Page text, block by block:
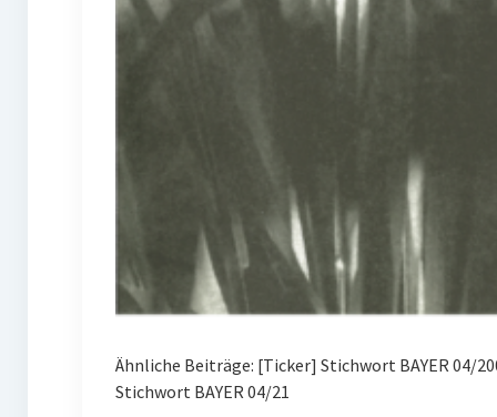
Ähnliche Beiträge: [Ticker] Stichwort BAYER 04/
Stichwort BAYER 04/21